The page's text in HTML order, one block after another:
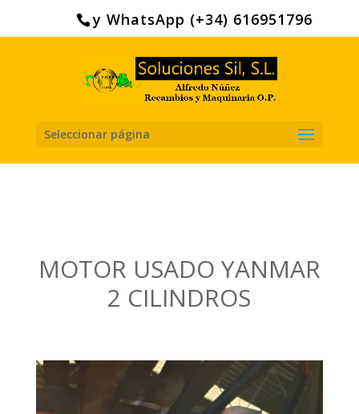
y WhatsApp (+34) 616951796
Seleccionar página
MOTOR USADO YANMAR
2 CILINDROS